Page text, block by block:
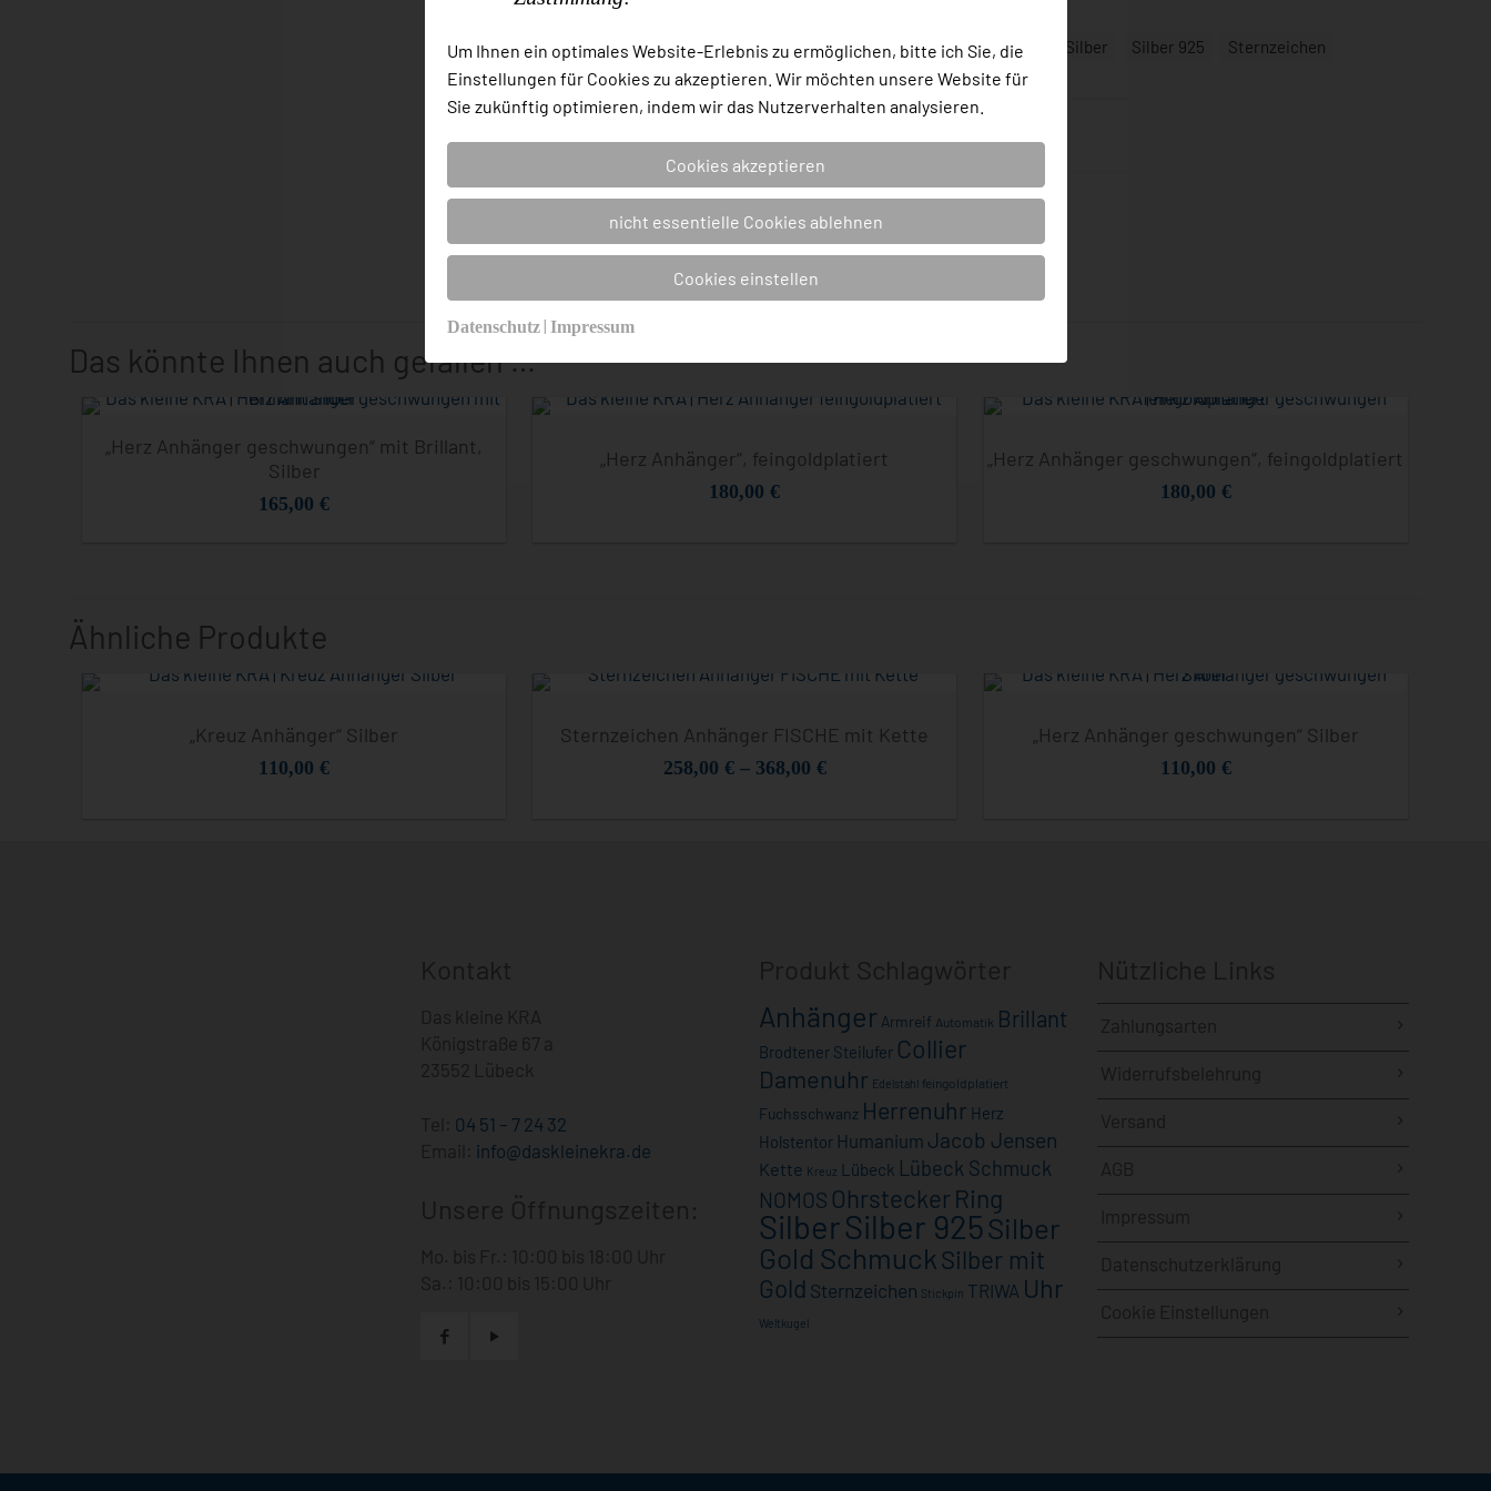
Schlagwörter:
Anhänger Brillant Silber Silber 925 Sternzeichen
Das könnte Ihnen auch gefallen …
„Herz Anhänger geschwungen“ mit Brillant,
Silber
165,00€
„Herz Anhänger“, feingoldplatiert
180,00€
„Herz Anhänger geschwungen“, feingoldplatiert
180,00 €
Ähnliche Produkte
„Kreuz Anhänger“ Silber
110,00€
Sternzeichen Anhänger FISCHE mit Kette
258,00 €– 368,00 €
„Herz Anhänger geschwungen“ Silber
110,00 €
04 51 – 7 24 32
info@daskleinekra.de
Anhänger Armreif Automatik Brillant
Brodtener Steilufer Collier
Damenuhr Edelstahl feingoldplatiert
Fuchsschwanz Herrenuhr Herz
Holstentor Humanium Jacob Jensen
Kette Kreuz Lübeck Lübeck Schmuck
NOMOS Ohrstecker Ring
SilberSilber 925Silber
Gold Schmuck Silber mit
Gold Sternzeichen Stickpin TRIWA Uhr
Weltkugel
Um Ihnen ein optimales Website-Erlebnis zu ermöglichen, bitte ich Sie, die
Einstellungen für Cookies zu akzeptieren. Wir möchten unsere Website für
Sie zukünftig optimieren, indem wir das Nutzerverhalten analysieren.
Cookies akzeptieren
nicht essentielle Cookies ablehnen
Cookies einstellen
Datenschutz| Impressum